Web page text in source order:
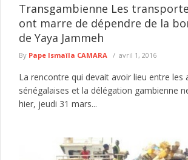
Transgambienne Les
ont marre de dépendre de la
de Yaya Jammeh
By Pape Ismaïla CAMARA avril 1, 2016
La rencontre qui devait avoir lieu entre les
sénégalaises et la délégation gambienne
hier, jeudi 31 mars...